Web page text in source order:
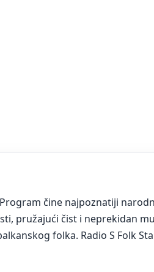
čine najpoznatiji
pružajući čist i neprekidan
folka. Radio S Folk